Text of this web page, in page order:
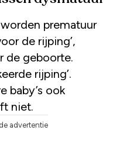
prematuur
de rijping’,
de geboorte.
rijping’.
baby’s ook
niet.
advertentie